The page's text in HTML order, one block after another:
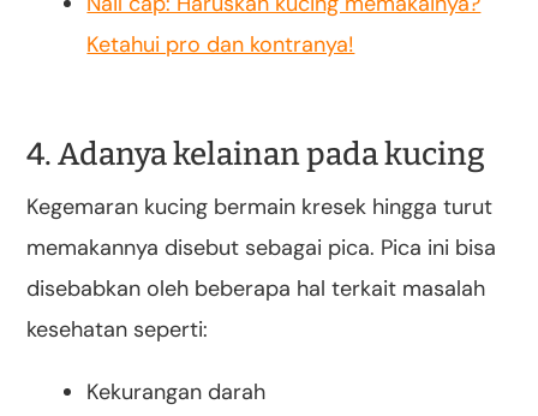
Ketahui pro dan kontranya!
4. Adanya kelainan pada kucing
Kegemaran kucing bermain kresek hingga turut
memakannya disebut sebagai pica. Pica ini bisa
disebabkan oleh beberapa hal terkait masalah
kesehatan seperti:
Kekurangan darah